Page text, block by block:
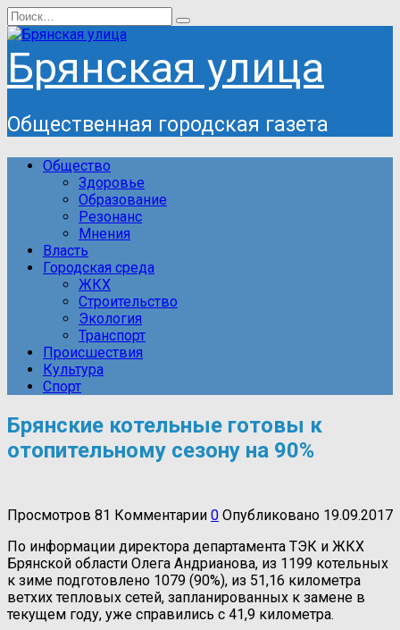
Перейти
к
содержанию
Search
for:
Брянская улица
Общественная городская газета
Общество
Здоровье
Образование
Резонанс
Мнения
Власть
Городская среда
ЖКХ
Строительство
Экология
Транспорт
Происшествия
Культура
Спорт
Брянские котельные готовы к
отопительному сезону на 90%
Просмотров 81 Комментарии 0 Опубликовано 19.09.2017
По информации директора департамента ТЭК и ЖКХ
Брянской области Олега Андрианова, из 1199 котельных
к зиме подготовлено 1079 (90%), из 51,16 километра
ветхих тепловых сетей, запланированных к замене в
текущем году, уже справились с 41,9 километра.